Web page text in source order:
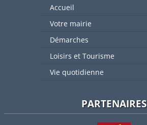
Accueil
Votre mairie
Démarches
Loisirs et Tourisme
Vie quotidienne
PARTENAIRES